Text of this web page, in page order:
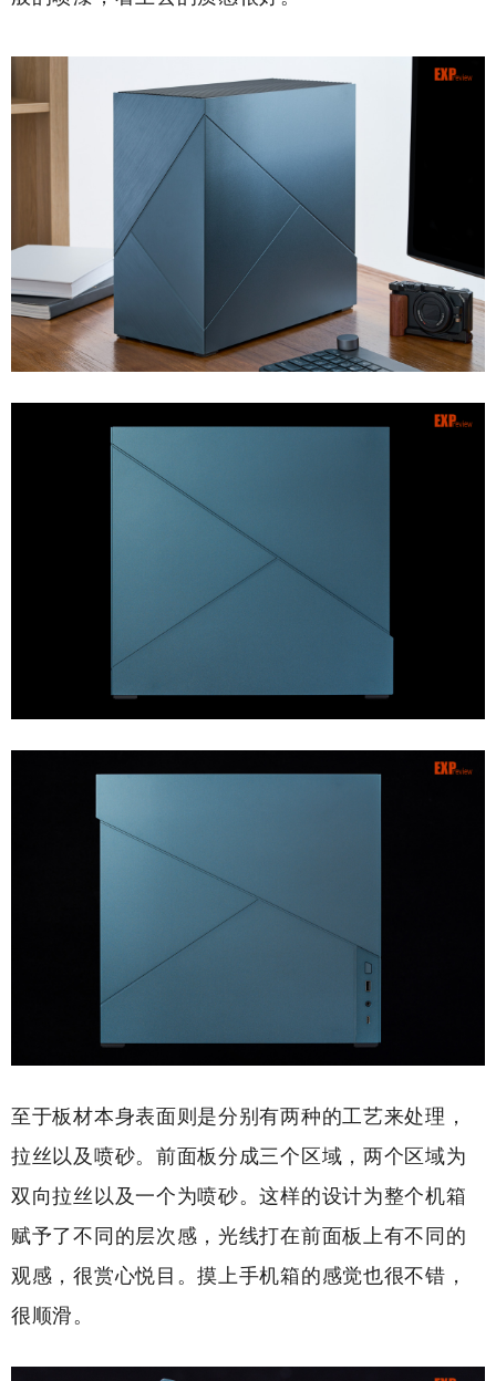
至于板材本身表面则是分别有两种的工艺来处理，
拉丝以及喷砂。前面板分成三个区域，两个区域为
双向拉丝以及一个为喷砂。这样的设计为整个机箱
赋予了不同的层次感，光线打在前面板上有不同的
观感，很赏心悦目。摸上手机箱的感觉也很不错，
很顺滑。